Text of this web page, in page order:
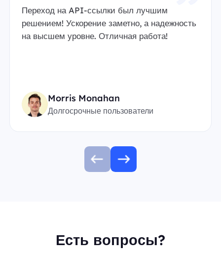
Переход на API-ссылки был лучшим
решением! Ускорение заметно, а надежность
на высшем уровне. Отличная работа!
Morris Monahan
Долгосрочные пользователи
Есть вопросы?